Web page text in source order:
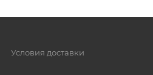
Условия доставки